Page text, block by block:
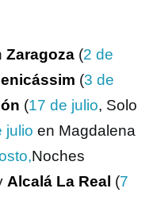
Zaragoza (2 de
(3 de
(17 de julio, Solo
julio en Magdalena
Noches
Alcalá La Real (7